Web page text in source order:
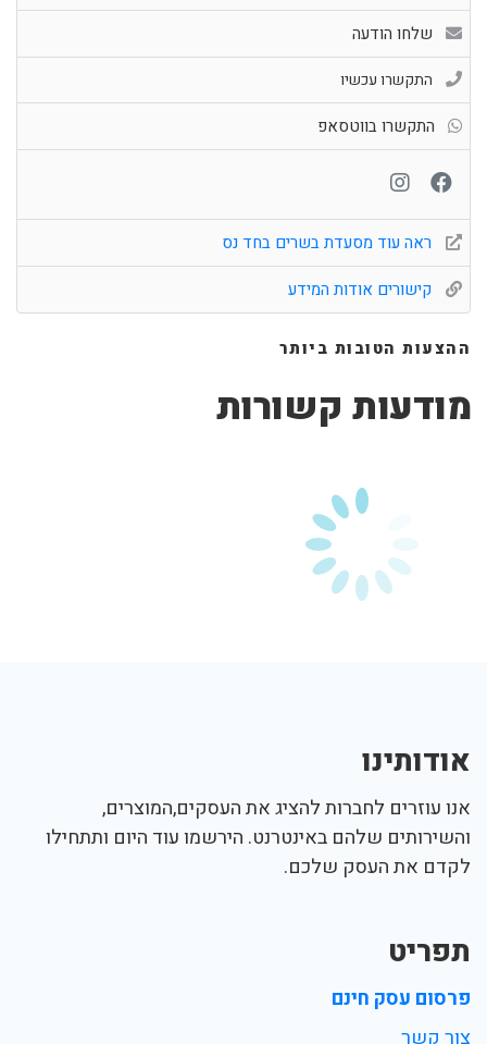
שלחו הודעה
התקשרו עכשיו
התקשרו בווטסאפ
ראה עוד מסעדת בשרים בחד נס
קישורים אודות המידע
ההצעות הטובות ביותר
מודעות קשורות
אודותינו
אנו עוזרים לחברות להציג את העסקים,המוצרים,
והשירותים שלהם באינטרנט. הירשמו עוד היום ותתחילו
לקדם את העסק שלכם.
תפריט
פרסום עסק חינם